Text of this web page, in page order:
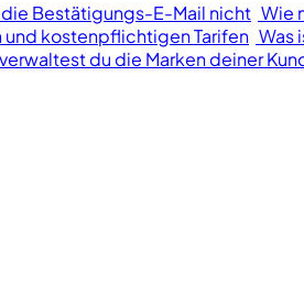
Bestätigungs-E-Mail nicht Wie
kostenpflichtigen Tarifen Was
du die Marken deiner